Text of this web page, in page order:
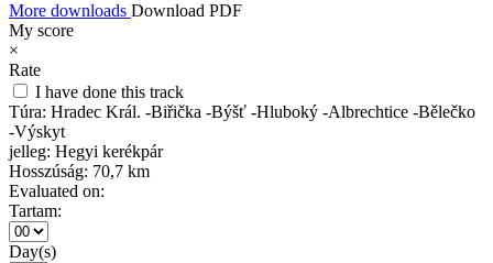
More downloads Download PDF
My score
×
Rate
I have done this track
Túra: Hradec Král. -Biřička -Býšť -Hluboký -Albrechtice -Bělečko
-Výskyt
jelleg: Hegyi kerékpár
Hosszúság: 70,7 km
Evaluated on:
Tartam:
Day(s)